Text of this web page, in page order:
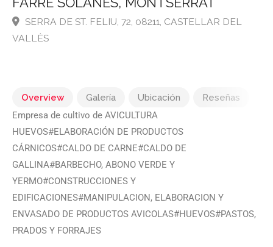
Todas las categorías
FARRÉ SOLANES, MONTSERRAT
SERRA DE ST. FELIU, 72, 08211, CASTELLAR DEL
Overview Galería Ubicación
Reseñas
Empresa de cultivo de AVICULTURA
HUEVOS#ELABORACIÓN DE PRODUCTOS
CÁRNICOS#CALDO DE CARNE#CALDO DE
GALLINA#BARBECHO, ABONO VERDE Y
YERMO#CONSTRUCCIONES Y
EDIFICACIONES#MANIPULACION, ELABORACION Y
ENVASADO DE PRODUCTOS AVICOLAS#HUEVOS#PASTOS,
PRADOS Y FORRAJES